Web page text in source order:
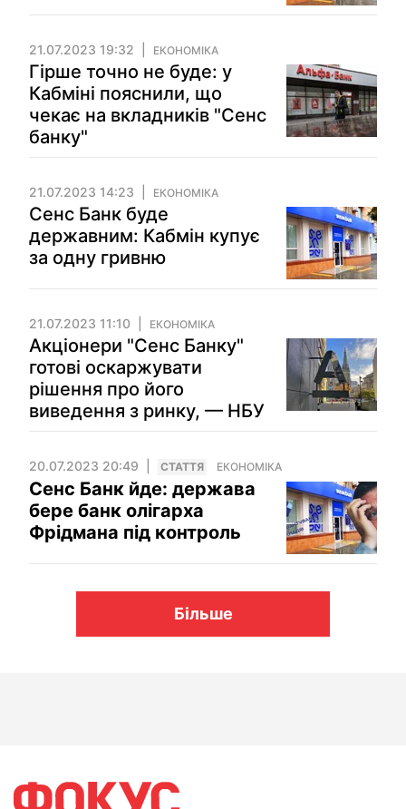
21.07.2023 19:32 ЕКОНОМІКА
Гірше точно не буде: у
Кабміні пояснили, що
чекає на вкладників "Сенс
банку"
21.07.2023 14:23 ЕКОНОМІКА
Сенс Банк буде
державним: Кабмін купує
за одну гривню
21.07.2023 11:10 ЕКОНОМІКА
Акціонери "Сенс Банку"
готові оскаржувати
рішення про його
виведення з ринку, — НБУ
20.07.2023 20:49 СТАТТЯ ЕКОНОМІКА
Сенс Банк йде: держава
бере банк олігарха
Фрідмана під контроль
Більше